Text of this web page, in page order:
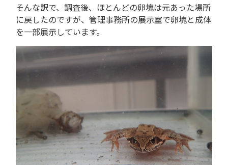
そんな訳で、調査後、ほとんどの卵塊は元あった場所
に戻したのですが、管理事務所の展示室で卵塊と成体
を一部展示しています。